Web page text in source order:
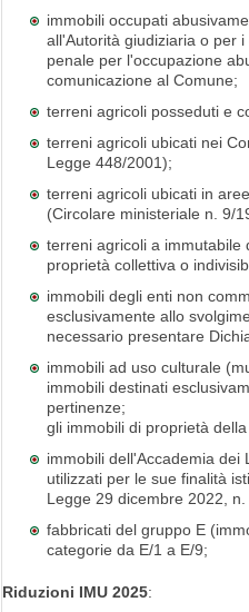
immobili occupati
all'Autorità giudiziaria o per
penale per l'occupazione
comunicazione al Comune;
terreni agricoli posseduti e
terreni agricoli ubicati nei
Legge 448/2001);
terreni agricoli ubicati in
(Circolare ministeriale n. 9/
terreni agricoli a immutabile
proprietà collettiva o
immobili degli enti non
esclusivamente allo
necessario presentare
immobili ad uso culturale
immobili destinati
pertinenze;
gli immobili di proprietà
immobili dell'Accademia dei
utilizzati per le sue finalità
Legge 29 dicembre 2022, n.
fabbricati del gruppo E
categorie da E/1 a E/9;
Riduzioni IMU 2025: